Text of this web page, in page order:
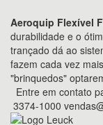
Aeroquip Flexível
durabilidade e o
trançado dá ao
fazem cada vez
"brinquedos"
Entre em contato
3374-1000